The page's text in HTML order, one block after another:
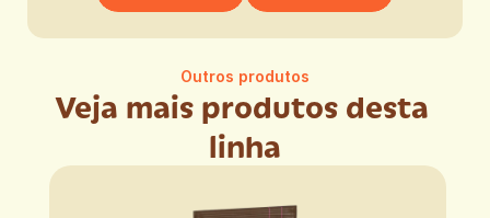
Outros produtos
Veja mais produtos desta
linha